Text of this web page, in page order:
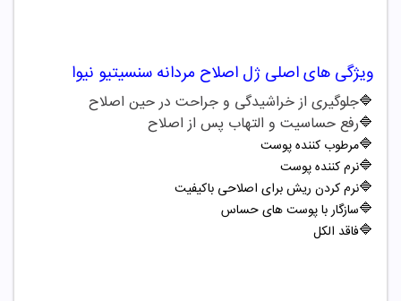
ویژگی های اصلی ژل اصلاح مردانه سنسیتیو نیوا
🔷جلوگیری از خراشیدگی و جراحت در حین اصلاح
🔷رفع حساسیت و التهاب پس از اصلاح
🔷مرطوب کننده پوست
🔷نرم کننده پوست
🔷نرم کردن ریش برای اصلاحی باکیفیت
🔷سازگار با پوست های حساس
🔷فاقد الکل